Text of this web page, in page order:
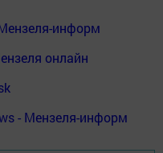
информ
онлайн
- Мензеля-информ